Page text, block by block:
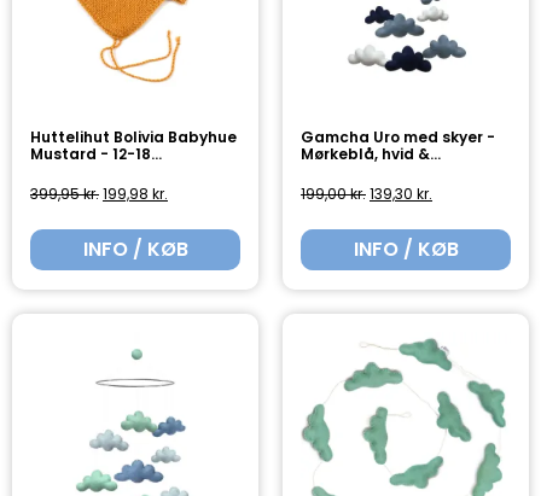
Huttelihut Bolivia Babyhue
Mustard - 12-18...
399,95kr.199,98 kr.
INFO / KØB
Gamcha Uro med skyer -
Mørkeblå, hvid &...
199,00kr.139,30 kr.
INFO / KØB